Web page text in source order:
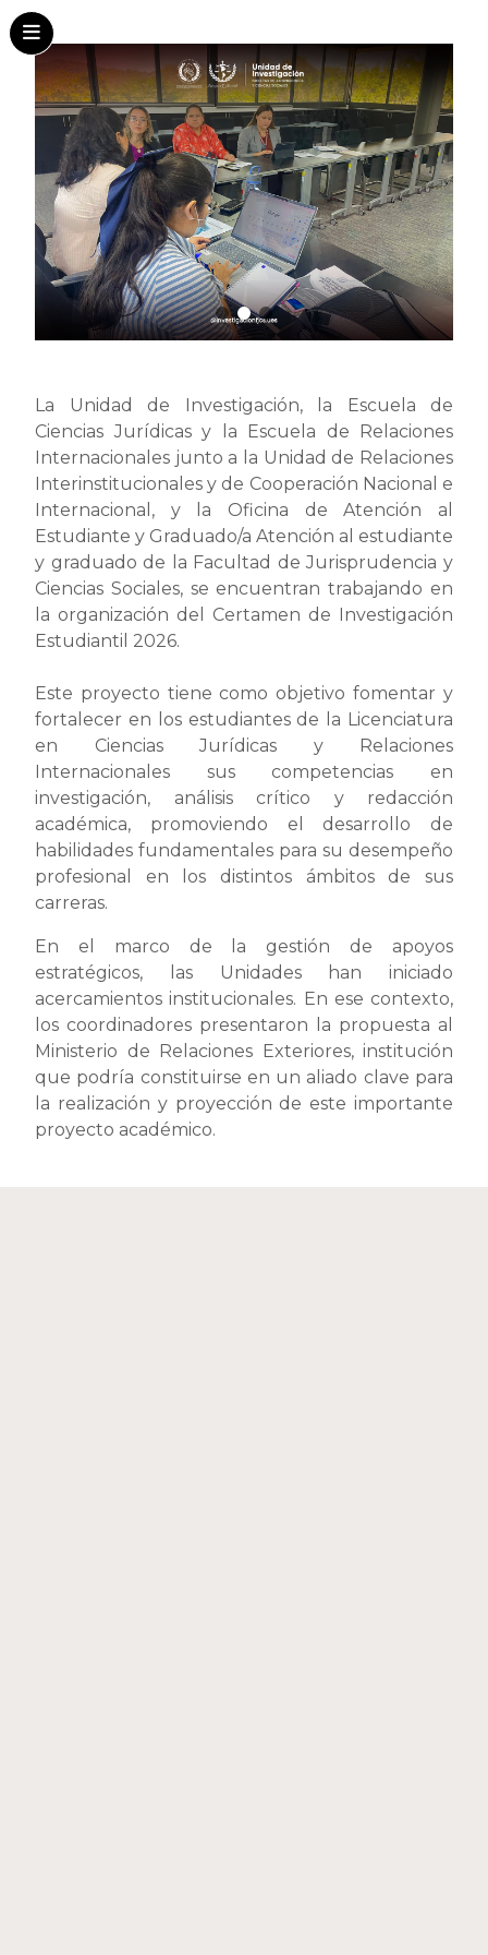
La Unidad de Investigación, la Escuela de
Ciencias Jurídicas y la Escuela de Relaciones
Internacionales junto a la Unidad de Relaciones
Interinstitucionales y de Cooperación Nacional e
Internacional, y la Oficina de Atención al
Estudiante y Graduado/a Atención al estudiante
y graduado de la Facultad de Jurisprudencia y
Ciencias Sociales, se encuentran trabajando en
la organización del Certamen de Investigación
Estudiantil 2026.
Este proyecto tiene como objetivo fomentar y
fortalecer en los estudiantes de la Licenciatura
en Ciencias Jurídicas y Relaciones
Internacionales sus competencias en
investigación, análisis crítico y redacción
académica, promoviendo el desarrollo de
habilidades fundamentales para su desempeño
profesional en los distintos ámbitos de sus
carreras.
En el marco de la gestión de apoyos
estratégicos, las Unidades han iniciado
acercamientos institucionales. En ese contexto,
los coordinadores presentaron la propuesta al
Ministerio de Relaciones Exteriores, institución
que podría constituirse en un aliado clave para
la realización y proyección de este importante
proyecto académico.